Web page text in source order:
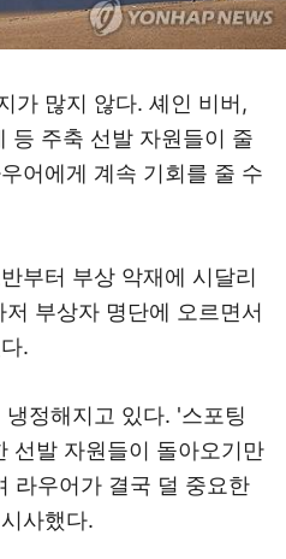
가 많지 않다. 셰인 비버,
등 주축 선발 자원들이 줄
어에게 계속 기회를 줄 수
부터 부상 악재에 시달리
부상자 명단에 오르면서
.
정해지고 있다. '스포팅
선발 자원들이 돌아오기만
라우어가 결국 덜 중요한
사했다.